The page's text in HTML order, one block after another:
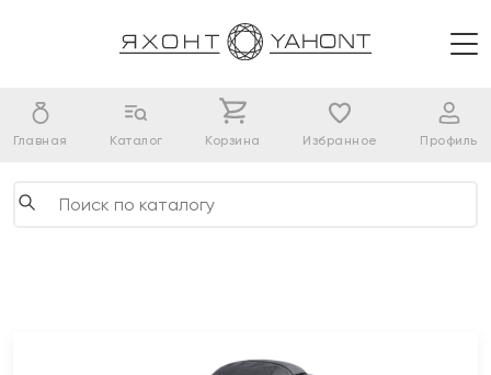
Главная Каталог Корзина Избранное Профиль